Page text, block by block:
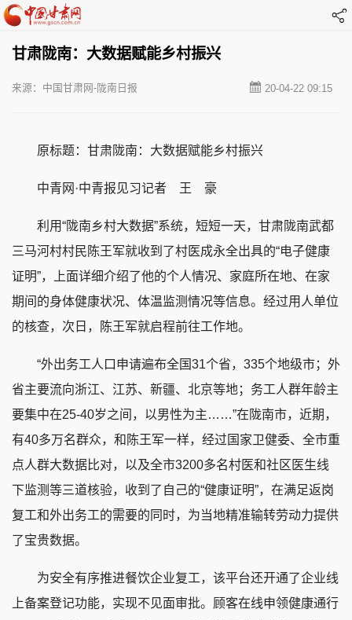
甘肃陇南：大数据赋能乡村振兴
20-04-22 09:15
来源：中国甘肃网-陇南日报
原标题：甘肃陇南：大数据赋能乡村振兴
中青网·中青报见习记者 王 豪
利用“陇南乡村大数据”系统，短短一天，甘肃陇南武都
三马河村村民陈王军就收到了村医成永全出具的“电子健康
证明”，上面详细介绍了他的个人情况、家庭所在地、在家
期间的身体健康状况、体温监测情况等信息。经过用人单位
的核查，次日，陈王军就启程前往工作地。
“外出务工人口申请遍布全国31个省，335个地级市；外
省主要流向浙江、江苏、新疆、北京等地；务工人群年龄主
要集中在25-40岁之间，以男性为主……”在陇南市，近期，
有40多万名群众，和陈王军一样，经过国家卫健委、全市重
点人群大数据比对，以及全市3200多名村医和社区医生线
下监测等三道核验，收到了自己的“健康证明”，在满足返岗
复工和外出务工的需要的同时，为当地精准输转劳动力提供
了宝贵数据。
为安全有序推进餐饮企业复工，该平台还开通了企业线
上备案登记功能，实现不见面审批。顾客在线申领健康通行